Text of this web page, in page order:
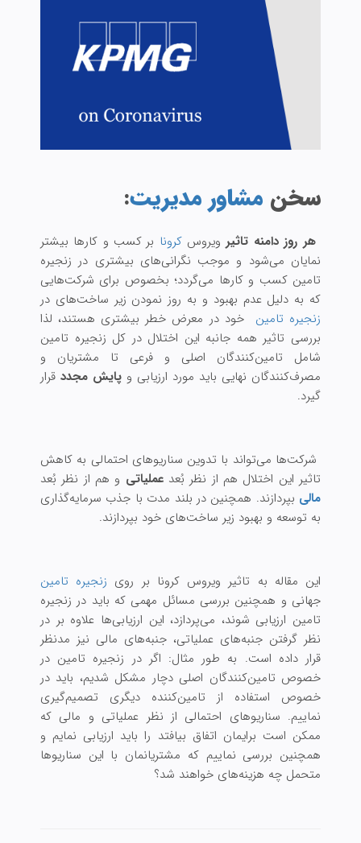
سخن مشاور مدیریت:
هر روز دامنه تاثیر ویروسکرونا بر کسب‌ و کارها بیشتر
نمایان می‌شود و موجب نگرانی‌های بیشتری در زنجیره
تامین کسب و کارها می‌گردد؛ بخصوص برای شرکت‌هایی
که به دلیل عدم بهبود و به روز نمودن زیر ساخت‌های در
زنجیره تامین خود در معرض خطر بیشتری هستند، لذا
بررسی تاثیر همه‌ جانبه این اختلال در کل زنجیره تامین
شامل تامین‌کنندگان اصلی و فرعی تا مشتریان و
مصرف‌کنندگان نهایی باید مورد ارزیابی و پایش مجدد قرار
گیرد.
شرکت‌ها می‌تواند با تدوین سناریوهای احتمالی به کاهش
تاثیر این اختلال هم از نظر بُعدعملیاتی و هم از نظر بُعد
مالی بپردازند. همچنین در بلند مدت با جذب سرمایه‌گذاری
به توسعه و بهبود زیر ساخت‌های خود بپردازند.
این مقاله به تاثیر ویروس کرونا بر روی زنجیره تامین
جهانی و همچنین بررسی مسائل مهمی که باید در زنجیره
تامین ارزیابی شوند، می‌پردازد، این ارزیابی‌ها علاوه بر در
نظر گرفتن جنبه‌های عملیاتی، جنبه‌های مالی نیز مدنظر
قرار داده است. به طور مثال: اگر در زنجیره تامین در
خصوص تامین‌کنندگان اصلی دچار مشکل شدیم، باید در
خصوص استفاده از تامین‌کننده دیگری تصمیم‌گیری
نماییم. سناریوهای احتمالی از نظر عملیاتی و مالی که
ممکن است برایمان اتفاق بیافتد را باید ارزیابی نمایم و
همچنین بررسی نماییم که مشتریانمان با این سناریوها
متحمل چه هزینه‌های خواهند شد؟